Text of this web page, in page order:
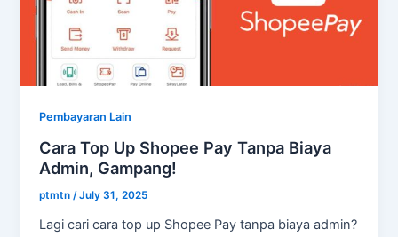
Pembayaran Lain
Cara Top Up Shopee Pay Tanpa Biaya
Admin, Gampang!
ptmtn/July 31, 2025
Lagi cari cara top up Shopee Pay tanpa biaya admin?